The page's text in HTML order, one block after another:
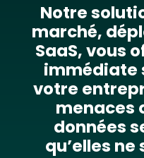
Notre
marché,
SaaS, vous
immédiate
votre
menaces
données
qu’elles